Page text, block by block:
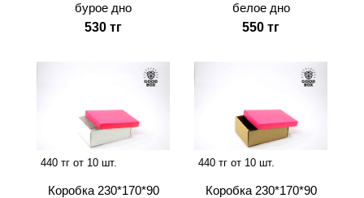
бурое дно
530 тг
белое дно
550 тг
440 тг от 10 шт.
Коробка 230*170*90
440 тг от 10 шт.
Коробка 230*170*90